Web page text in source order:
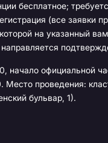
бесплатное;
(все заявки
на указанный
начало официальной
проведения:
бульвар, 1).